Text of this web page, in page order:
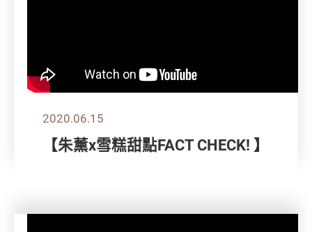
2020.06.15
【朱薰x雪糕甜點FACT CHECK! 】